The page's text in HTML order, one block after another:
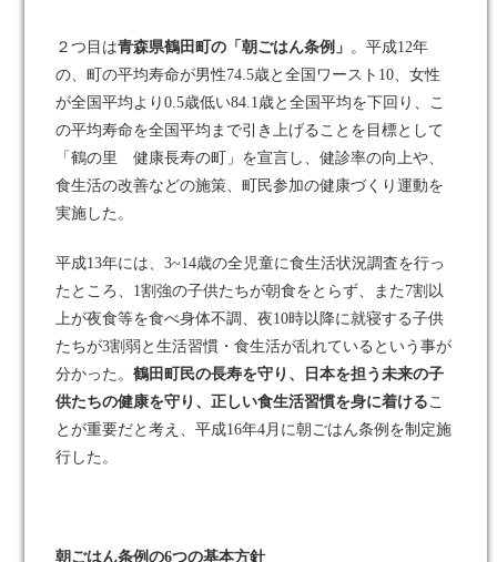
２つ目は青森県鶴田町の「朝ごはん条例」 。平成12年
の、町の平均寿命が男性74.5歳と全国ワースト10、女性
が全国平均より0.5歳低い84.1歳と全国平均を下回り、こ
の平均寿命を全国平均まで引き上げることを目標として
「鶴の里 健康長寿の町」を宣言し、健診率の向上や、
食生活の改善などの施策、町民参加の健康づくり運動を
実施した。
平成13年には、3~14歳の全児童に食生活状況調査を行っ
たところ、1割強の子供たちが朝食をとらず、また7割以
上が夜食等を食べ身体不調、夜10時以降に就寝する子供
たちが3割弱と生活習慣・食生活が乱れているという事が
分かった。 鶴田町民の長寿を守り、日本を担う未来の子
供たちの健康を守り、正しい食生活習慣を身に着けるこ
とが重要だと考え、平成16年4月に朝ごはん条例を制定施
行した。
朝ごはん条例の6つの基本方針